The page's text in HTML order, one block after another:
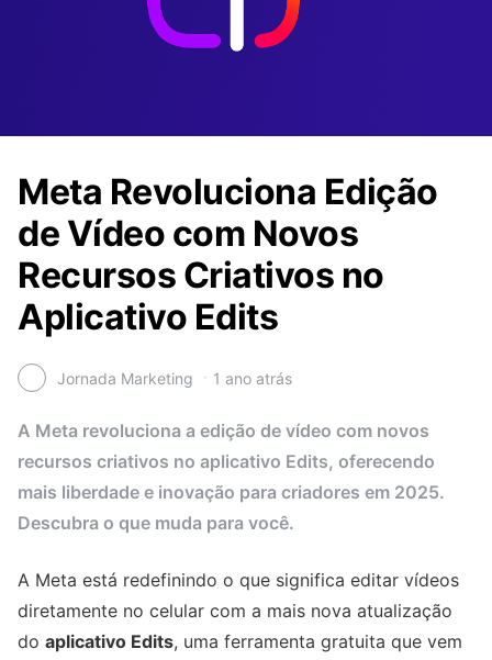
Meta Revoluciona Edição
de Vídeo com Novos
Recursos Criativos no
Aplicativo Edits
Jornada Marketing 1 ano atrás
A Meta revoluciona a edição de vídeo com novos
recursos criativos no aplicativo Edits, oferecendo
mais liberdade e inovação para criadores em 2025.
Descubra o que muda para você.
A Meta está redefinindo o que significa editar vídeos
diretamente no celular com a mais nova atualização
do aplicativo Edits, uma ferramenta gratuita que vem